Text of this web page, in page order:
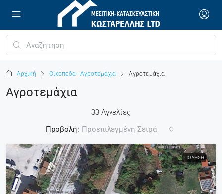
Αρχική Οικόπεδα - Αγροτεμάχια Αγροτεμάχια
Αγροτεμάχια
33 Αγγελίες
Προβολή: Προεπιλεγμένη Σειρά
ΠΏΛΗΣΗ